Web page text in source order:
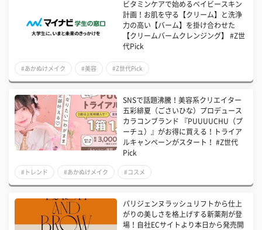
ビタミンケアで始めるベイビースキン
計画！お肌を守る【クリーム】と洗浄
力の高い【バーム】を掛け合わせた
【クリームバームクレンジング】 #Z世
代Pick
#あかぬけメイク #美容 #Z世代Pick
SNSで話題沸騰！美容系クリエイター
五彩緋夏（ごさいひな）プロデュース
カラコンブランド 『PUUUUCHU（プ
ーチュ）』がお得に買える！トライア
ルキャンペーンがスタート！ #Z世代
Pick
#トレンド #あかぬけメイク #コスメ
パリジェンヌラッシュリフトから仕上
がりの美しさを格上げする新薬剤が登
場！自社ECサイトより本日から発売開